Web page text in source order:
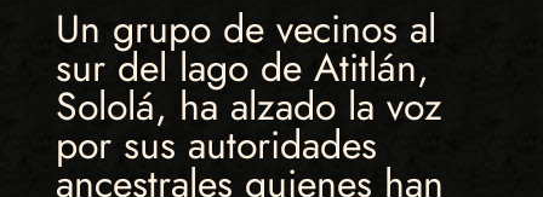
Un grupo de vecinos al
sur del lago de Atitlán,
Sololá, ha alzado la voz
por sus autoridades
ancestrales quienes han